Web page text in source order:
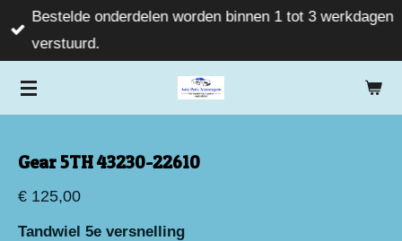
Ga
direct
de
Bestelde onderdelen worden binnen 1 tot 3 werkdagen
verstuurd.
Gear 5TH 43230-22610
€ 125,00
Tandwiel 5e versnelling